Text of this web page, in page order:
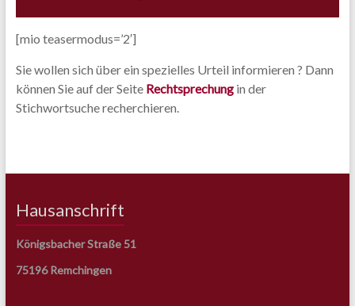
[mio teasermodus=’2′]
Sie wollen sich über ein spezielles Urteil informieren ? Dann
können Sie auf der Seite Rechtsprechungin der
Stichwortsuche recherchieren.
Hausanschrift
Königsbacher Straße 51
75196 Remchingen